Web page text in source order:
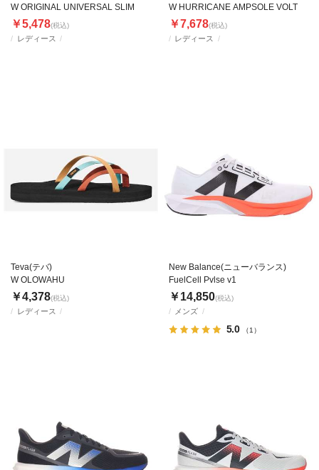
レディース
W ORIGINAL UNIVERSAL SLIM
￥5,478(税込)
レディース
W HURRICANE AMPSOLE VOLT
￥7,678(税込)
レディース
Teva(テバ)
W OLOWAHU
￥4,378(税込)
メンズ
5.0 （1）
New Balance(ニューバランス)
FuelCell Pvlse v1
￥14,850(税込)